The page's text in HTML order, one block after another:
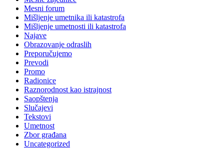
Mesni forum
Mišljenje umetnika ili katastrofa
Mišljenje umetnosti ili katastrofa
Najave
Obrazovanje odraslih
Preporučujemo
Prevodi
Promo
Radionice
Raznorodnost kao istrajnost
Saopštenja
Slučajevi
Tekstovi
Umetnost
Zbor građana
Uncategorized